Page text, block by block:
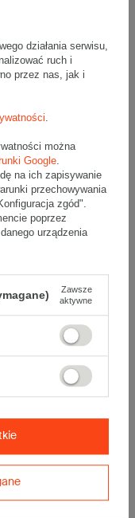
3-warstwowej, fala C
działania serwisu,
ruch i
przez nas, jak i
można
Google
na ich zapisywanie
przechowywania
zgód".
poprzez
urządzenia
Zawsze
aktywne